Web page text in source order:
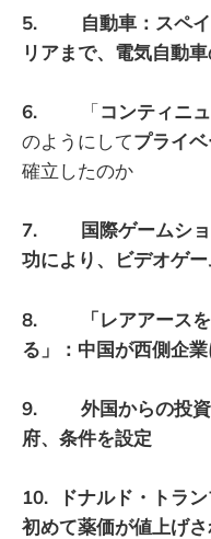
5. 自動車：スペイ
リアまで、電気自動
6. 「コンティニ
のようにしてプライ
確立したのか
7. 国際ゲームショ
功により、ビデオゲ
8. 「レアアースを
る」：中国が西側企
9. 外国からの投資
府、条件を設定
10. ドナルド・トラ
初めて薬価が値上げ